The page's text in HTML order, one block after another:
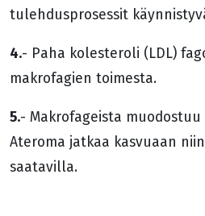
tulehdusprosessit
4.- Paha kolesteroli (LDL)
makrofagien toimesta.
5.- Makrofageista
Ateroma jatkaa kasvuaan
saatavilla.